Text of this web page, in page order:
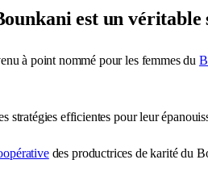
est un véritable
à point nommé pour les femmes du
efficientes pour leur
des productrices de karité du